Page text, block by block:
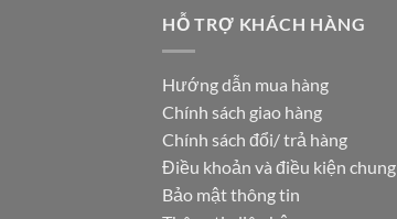
HỖ TRỢ KHÁCH HÀNG
Hướng dẫn mua hàng
Chính sách giao hàng
Chính sách đổi/ trả hàng
Điều khoản và điều kiện chung
Bảo mật thông tin